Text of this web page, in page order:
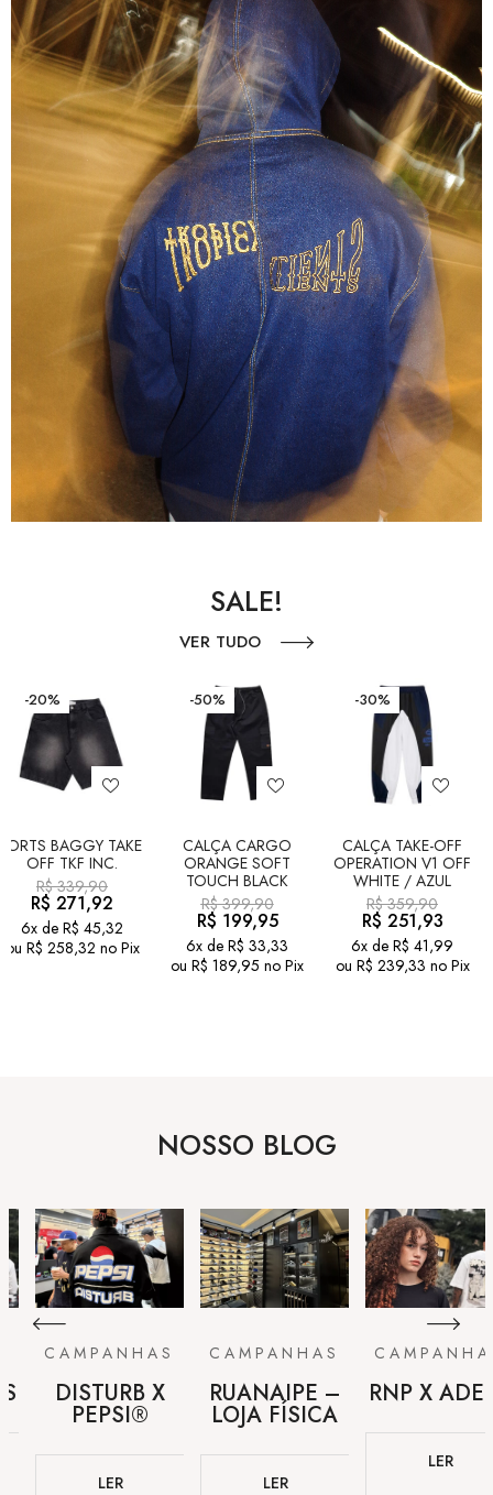
SALE!
VER TUDO
-20%
JORTS BAGGY TAKE
OFF TKF INC.
R$339,90
R$ 271,92
6x de R$ 45,32
ou R$ 258,32 no Pix
-50%
CALÇA CARGO
ORANGE SOFT
TOUCH BLACK
R$399,90
R$ 199,95
6x de R$ 33,33
ou R$ 189,95 no Pix
-30%
CALÇA TAKE-OFF
OPERATION V1 OFF
WHITE / AZUL
R$359,90
R$ 251,93
6x de R$ 41,99
ou R$ 239,33 no Pix
NOSSO BLOG
CAMPANHAS
DISTURB X
PEPSI®
LER
CAMPANHAS
RUANAIPE –
LOJA FÍSICA
LER
RNP X
LER